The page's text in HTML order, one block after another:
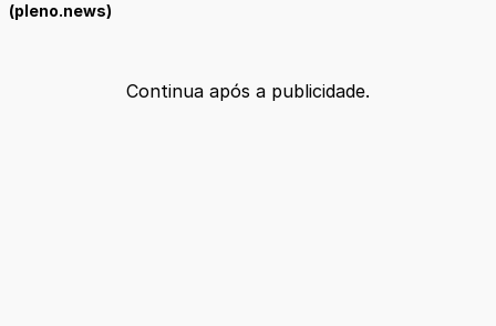
(pleno.news)
Continua após a publicidade.